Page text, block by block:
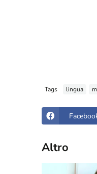
Tags lingua
Altro